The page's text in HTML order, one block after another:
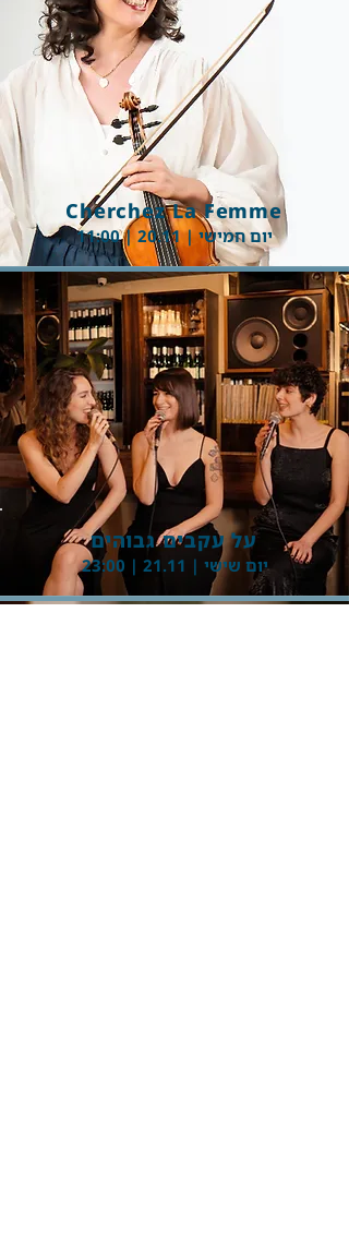
Button
Cherchez La Femme
יום חמישי | 20.11 | 11:00
Button
על עקבים גבוהים
יום שישי | 21.11 | 23:00